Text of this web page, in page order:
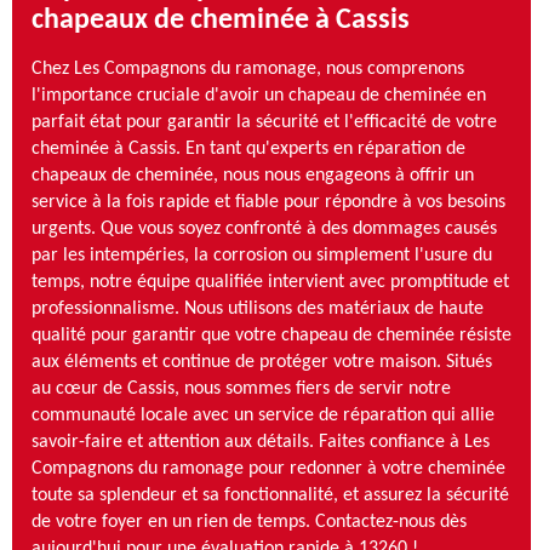
chapeaux de cheminée à Cassis
Chez Les Compagnons du ramonage, nous comprenons
l'importance cruciale d'avoir un chapeau de cheminée en
parfait état pour garantir la sécurité et l'efficacité de votre
cheminée à Cassis. En tant qu'experts en réparation de
chapeaux de cheminée, nous nous engageons à offrir un
service à la fois rapide et fiable pour répondre à vos besoins
urgents. Que vous soyez confronté à des dommages causés
par les intempéries, la corrosion ou simplement l'usure du
temps, notre équipe qualifiée intervient avec promptitude et
professionnalisme. Nous utilisons des matériaux de haute
qualité pour garantir que votre chapeau de cheminée résiste
aux éléments et continue de protéger votre maison. Situés
au cœur de Cassis, nous sommes fiers de servir notre
communauté locale avec un service de réparation qui allie
savoir-faire et attention aux détails. Faites confiance à Les
Compagnons du ramonage pour redonner à votre cheminée
toute sa splendeur et sa fonctionnalité, et assurez la sécurité
de votre foyer en un rien de temps. Contactez-nous dès